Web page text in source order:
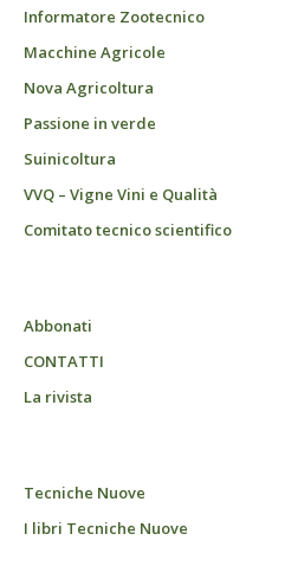
Informatore Zootecnico
Macchine Agricole
Nova Agricoltura
Passione in verde
Suinicoltura
VVQ – Vigne Vini e Qualità
Comitato tecnico scientifico
Abbonati
CONTATTI
La rivista
Tecniche Nuove
I libri Tecniche Nuove